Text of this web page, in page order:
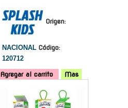
Origen:
NACIONAL Código:
120712
Agregar al carrito
Mas